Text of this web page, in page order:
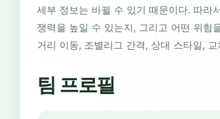
세부 정보는 바뀔 수 있기 때문이다. 따라
쟁력을 높일 수 있는지, 그리고 어떤 위
거리 이동, 조별리그 간격, 상대 스타일,
팀 프로필